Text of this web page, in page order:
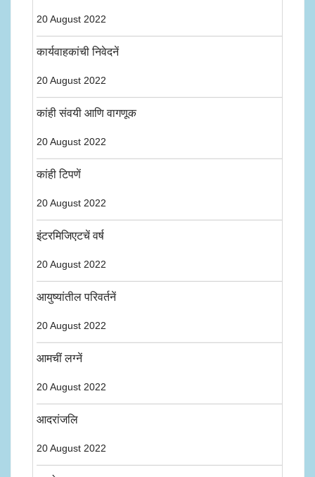
20 August 2022
कार्यवाहकांची निवेदनें
20 August 2022
कांही संवयी आणि वागणूक
20 August 2022
कांही टिपणें
20 August 2022
इंटरमिजिएटचें वर्ष
20 August 2022
आयुष्यांतील परिवर्तनें
20 August 2022
आमचीं लग्नें
20 August 2022
आदरांजलि
20 August 2022